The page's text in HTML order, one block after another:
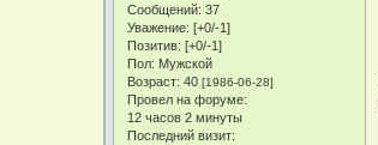
Сообщений: 37
Уважение: [+0/-1]
Позитив: [+0/-1]
Пол: Мужской
Возраст: 40[1986-06-28]
Провел на форуме:
12 часов 2 минуты
Последний визит: